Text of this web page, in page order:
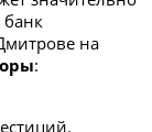
на
: